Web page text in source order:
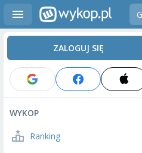
ZALOGUJ SIĘ
WYKOP
Ranking